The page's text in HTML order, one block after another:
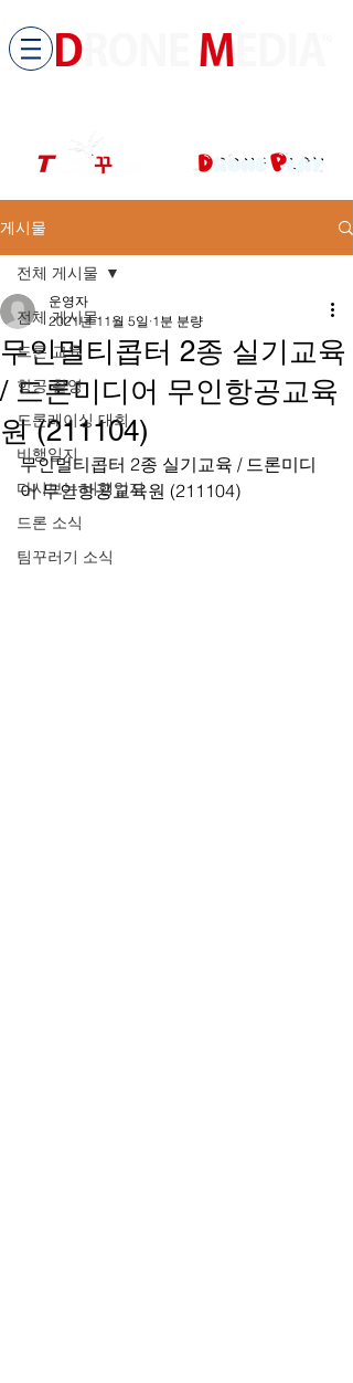
게시물
전체 게시물
드론 교육
항공 촬영
드론레이싱 대회
비행일지
다시보는 비행일지
드론 소식
팀꾸러기 소식
전체 게시물
무인멀티콥터 2종 실기교육
/ 드론미디어 무인항공교육
원 (211104)
운영자
2021년 11월 5일 1분 분량
무인멀티콥터 2종 실기교육 / 드론미디
어 무인항공교육원 (211104)